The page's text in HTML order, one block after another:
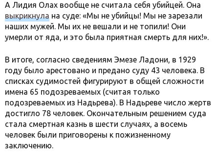
А Лидия Олах вообще не считала себя убийцей. Она
выкрикнула на суде: «Мы не убийцы! Мы не зарезали
наших мужей. Мы их не вешали и не топили! Они
умерли от яда, и это была приятная смерть для них!».
В итоге, согласно сведениям Эмезе Ладони, в 1929
году было арестовано и предано суду 43 человека. В
списках судимостей фигурируют в общей сложности
имена 65 подозреваемых (считая только
подозреваемых из Надьрева). В Надьреве число жертв
достигло 78 человек. Окончательным решением суда
стала смертная казнь в шести случаях, а восемь
человек были приговорены к пожизненному
заключению.